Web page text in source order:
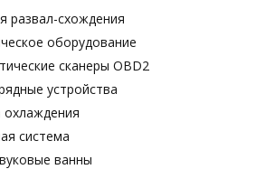
развал-схождения
оборудование
сканеры OBD2
устройства
охлаждения
система
ванны